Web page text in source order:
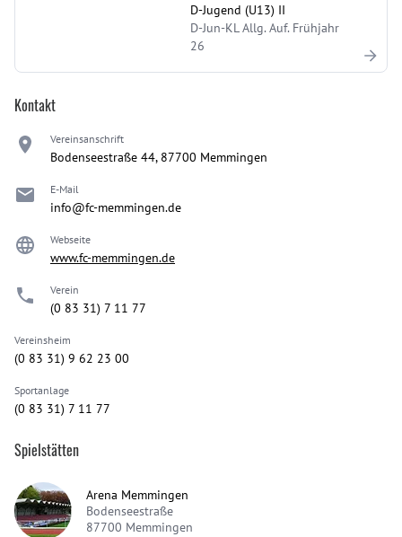
D-Jugend (U13) II
D-Jun-KL Allg. Auf. Frühjahr
26
Kontakt
Vereinsanschrift
Bodenseestraße 44, 87700 Memmingen
E-Mail
info@fc-memmingen.de
Webseite
www.fc-memmingen.de
Verein
(0 83 31) 7 11 77
Vereinsheim
(0 83 31) 9 62 23 00
Sportanlage
(0 83 31) 7 11 77
Spielstätten
Arena Memmingen
Bodenseestraße
87700 Memmingen